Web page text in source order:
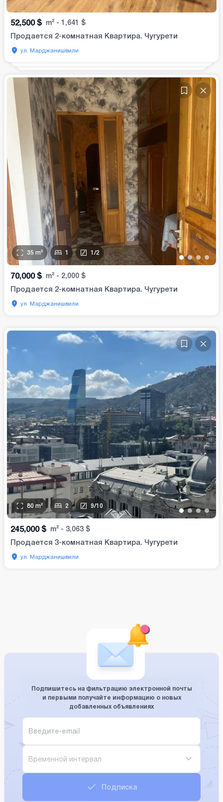
52,500 $ m² - 1,641 $
Продается 2-комнатная Квартира. Чугурети
ул. Марджанишвили
••••
35 m² 1 1/2
70,000 $ m² - 2,000 $
Продается 2-комнатная Квартира. Чугурети
ул. Марджанишвили
••••
80 m² 2 9/10
245,000 $ m² - 3,063 $
Продается 3-комнатная Квартира. Чугурети
ул. Марджанишвили
Подпишитесь на фильтрацию электронной почты
и первыми получайте информацию о новых
добавленных объявлениях
Временной интервал
Подписка